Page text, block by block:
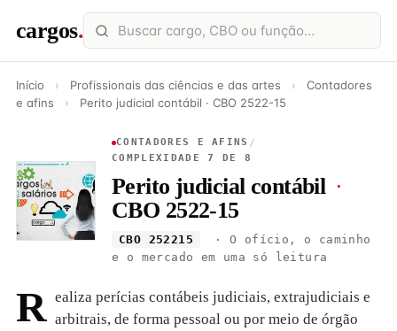
cargos.
Início › Profissionais das ciências e das artes ›
Contadores
e afins
› Perito judicial contábil · CBO 2522-15
CONTADORES E AFINS /
COMPLEXIDADE 7 DE 8
Perito judicial contábil ·
CBO 2522-15
CBO 252215
· O ofício, o caminho
e o mercado em uma só leitura
R ealiza perícias contábeis judiciais, extrajudiciais e
arbitrais, de forma pessoal ou por meio de órgão